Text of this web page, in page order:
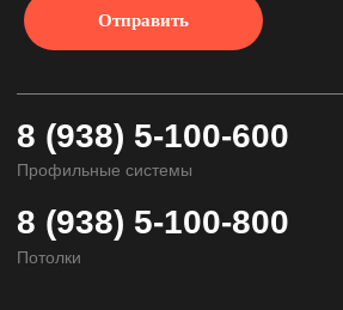
Отправить